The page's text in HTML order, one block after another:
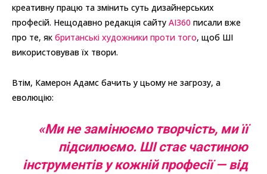
креативну працю та змінить суть дизайнерських
професій. Нещодавно редакція сайту AI360 писали вже
про те, як британські художники проти того, щоб ШІ
використовував їх твори.
Втім, Камерон Адамс бачить у цьому не загрозу, а
еволюцію:
«Ми не замінюємо творчість, ми її
підсилюємо. ШІ стає частиною
інструментів у кожній професії — від